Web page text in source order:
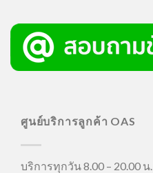
ศูนย์บริการลูกค้า OAS
บริการทุกวัน 8.00 – 20.00 น.